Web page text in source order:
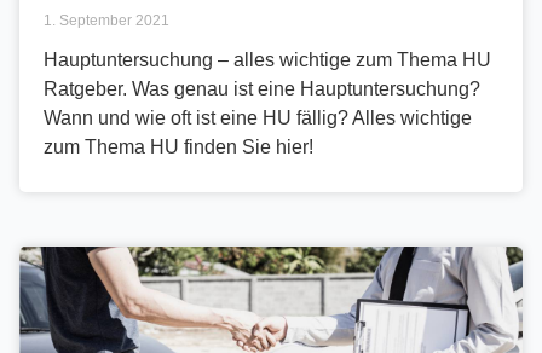
1. September 2021
Hauptuntersuchung – alles wichtige zum Thema HU
Ratgeber. Was genau ist eine Hauptuntersuchung?
Wann und wie oft ist eine HU fällig? Alles wichtige
zum Thema HU finden Sie hier!